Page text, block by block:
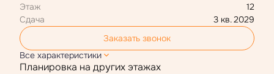
Этаж
12
Сдача
3 кв. 2029
Заказать звонок
Все характеристики
Планировка на других этажах